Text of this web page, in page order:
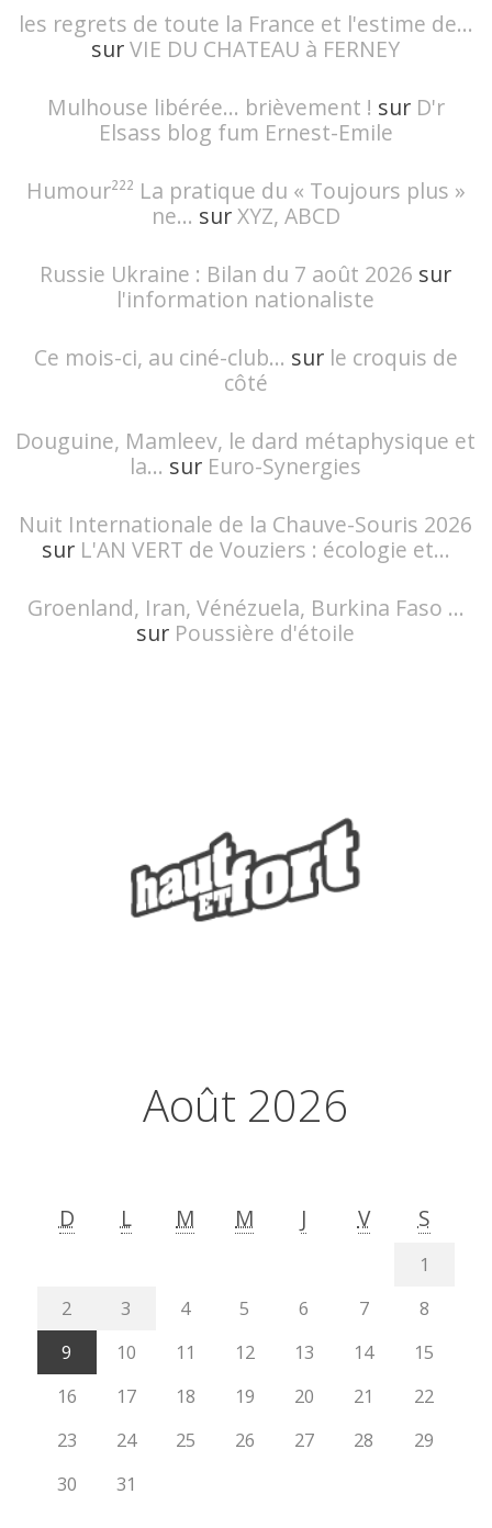
les regrets de toute la France et l'estime de...
surVIE DU CHATEAU à FERNEY
Mulhouse libérée… brièvement ! sur D'r
Elsass blog fum Ernest-Emile
Humour²²² La pratique du « Toujours plus »
ne... surXYZ, ABCD
Russie Ukraine : Bilan du 7 août 2026 sur
l'information nationaliste
Ce mois-ci, au ciné-club... sur le croquis de
côté
Douguine, Mamleev, le dard métaphysique et
la... sur Euro-Synergies
Nuit Internationale de la Chauve-Souris 2026
sur L'AN VERT de Vouziers : écologie et...
Groenland, Iran, Vénézuela, Burkina Faso ...
sur Poussière d'étoile
Août 2026
D L M M J V S
1
2
3 4 5 6 7
8
9
10 11 12 13 14
15
16
17 18 19 20 21
22
23
24 25 26 27 28
29
30
31